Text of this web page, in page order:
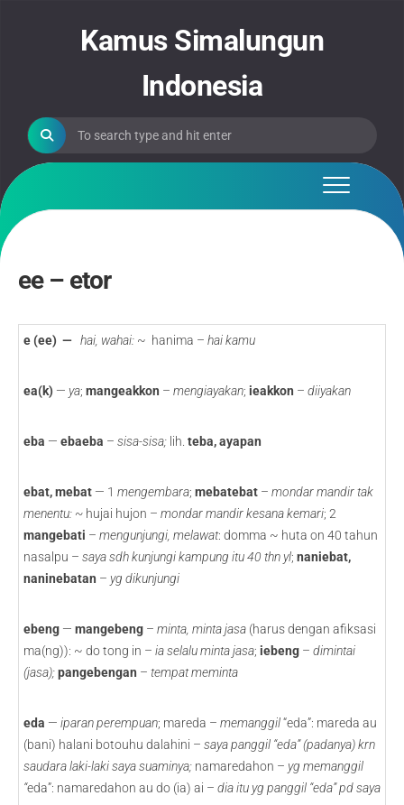
Kamus Simalungun
Indonesia
ee – etor
e (ee) — hai, wahai: ~ hanima – hai kamu
ea(k) — ya; mangeakkon – mengiayakan; ieakkon – diiyakan
eba — ebaeba – sisa-sisa; lih. teba, ayapan
ebat, mebat — 1 mengembara; mebatebat – mondar mandir tak
menentu: ~ hujai hujon – mondar mandir kesana kemari; 2
mangebati – mengunjungi, melawat: domma ~ huta on 40 tahun
nasalpu – saya sdh kunjungi kampung itu 40 thn yl; naniebat,
naninebatan – yg dikunjungi
ebeng — mangebeng – minta, minta jasa (harus dengan afiksasi
ma(ng)): ~ do tong in – ia selalu minta jasa; iebeng – dimintai
(jasa);pangebengan – tempat meminta
eda — iparan perempuan; mareda – memanggil“eda”: mareda au
(bani) halani botouhu dalahini – saya panggil “eda” (padanya) krn
saudara laki-laki saya suaminya; namaredahon – yg memanggil
“eda”: namaredahon au do (ia) ai – dia itu yg panggil “eda” pd saya